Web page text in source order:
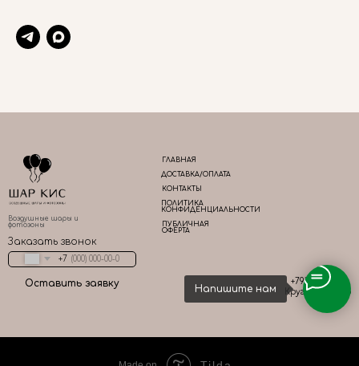
Напишите нам
ГЛАВНАЯ
ДОСТАВКА/ОПЛАТА
КОНТАКТЫ
ПОЛИТИКА
КОНФИДЕНЦИАЛЬНОСТИ
ПУБЛИЧНАЯ
ОФЕРТА
+79161667783
Круглосуточно
Воздушные шары и
фотозоны
Заказать звонок
+7
Оставить заявку